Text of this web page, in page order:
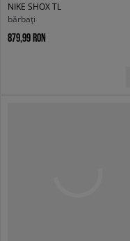
NIKE SHOX TL
bărbați
879,99 RON